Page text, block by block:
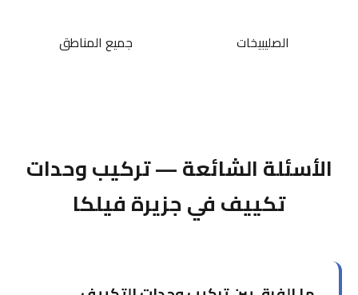
الصليبيخات جميع المناطق
الأسئلة الشائعة — تركيب وحدات
تكييف في جزيرة فيلكا